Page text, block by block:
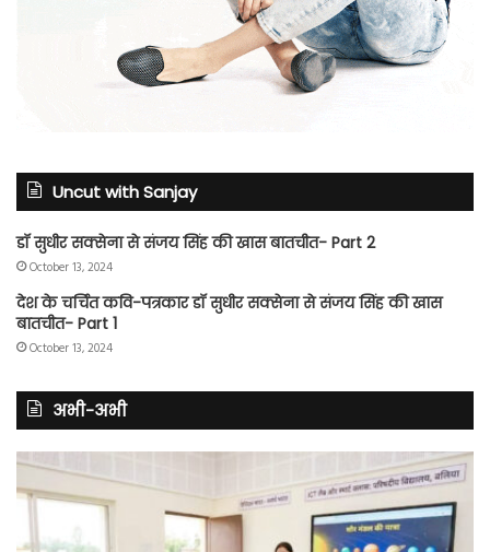
Uncut with Sanjay
डॉ सुधीर सक्सेना से संजय सिंह की खास बातचीत- Part 2
October 13, 2024
देश के चर्चित कवि-पत्रकार डॉ सुधीर सक्सेना से संजय सिंह की खास
बातचीत- Part 1
October 13, 2024
अभी-अभी